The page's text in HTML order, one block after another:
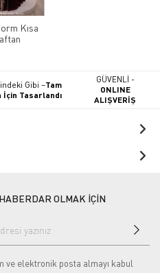
Kısa
Gibi –Tam
İçin Tasarlandı
GÜVENLİ -
ONLINE
ALIŞVERİŞ
OLMAK İÇİN
ve elektronik posta almayı kabul